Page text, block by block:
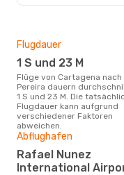
Flugdauer
1 S und 23 M
Flüge von Cartagena nach
Pereira dauern
1 S und 23 M. Die
Flugdauer kann aufgrund
verschiedener Faktoren
abweichen.
Abflughafen
Rafael Nunez
International